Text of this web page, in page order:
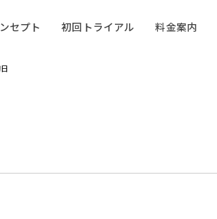
セプト 初回トライアル 料金案内